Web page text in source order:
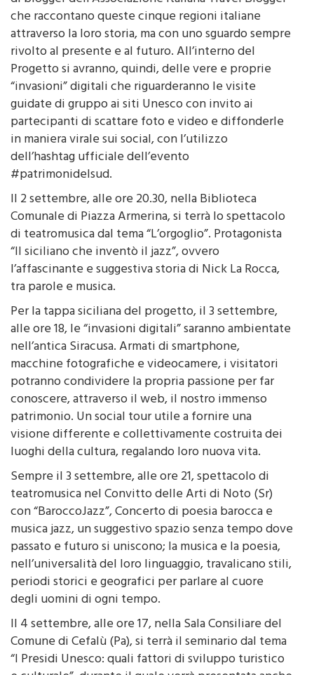
che raccontano queste cinque regioni italiane
attraverso la loro storia, ma con uno sguardo sempre
rivolto al presente e al futuro. All’interno del
Progetto si avranno, quindi, delle vere e proprie
“invasioni” digitali che riguarderanno le visite
guidate di gruppo ai siti Unesco con invito ai
partecipanti di scattare foto e video e diffonderle
in maniera virale sui social, con l’utilizzo
dell’hashtag ufficiale dell’evento
#patrimonidelsud.
Il 2 settembre, alle ore 20.30, nella Biblioteca
Comunale di Piazza Armerina, si terrà lo spettacolo
di teatromusica dal tema “L’orgoglio”. Protagonista
“Il siciliano che inventò il jazz”, ovvero
l’affascinante e suggestiva storia di Nick La Rocca,
tra parole e musica.
Per la tappa siciliana del progetto, il 3 settembre,
alle ore 18, le “invasioni digitali” saranno ambientate
nell’antica Siracusa. Armati di smartphone,
macchine fotografiche e videocamere, i visitatori
potranno condividere la propria passione per far
conoscere, attraverso il web, il nostro immenso
patrimonio. Un social tour utile a fornire una
visione differente e collettivamente costruita dei
luoghi della cultura, regalando loro nuova vita.
Sempre il 3 settembre, alle ore 21, spettacolo di
teatromusica nel Convitto delle Arti di Noto (Sr)
con “BaroccoJazz”, Concerto di poesia barocca e
musica jazz, un suggestivo spazio senza tempo dove
passato e futuro si uniscono; la musica e la poesia,
nell’universalità del loro linguaggio, travalicano stili,
periodi storici e geografici per parlare al cuore
degli uomini di ogni tempo.
Il 4 settembre, alle ore 17, nella Sala Consiliare del
Comune di Cefalù (Pa), si terrà il seminario dal tema
“I Presidi Unesco: quali fattori di sviluppo turistico